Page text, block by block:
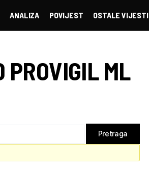
ANALIZA POVIJEST OSTALE VIJESTI
ML